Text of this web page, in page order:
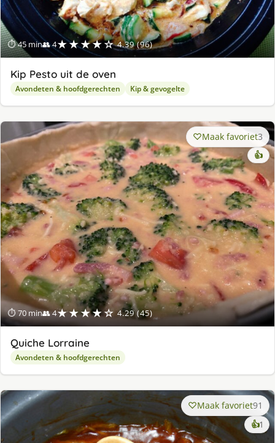
⏱ 45 min👥 4★★★★☆ 4.39 (96)
Kip Pesto uit de oven
Avondeten & hoofdgerechten Kip & gevogelte
⏱ 70 min👥 4★★★★☆ 4.29 (45)
Maak favoriet3
👍
Quiche Lorraine
Avondeten & hoofdgerechten
Maak favoriet91
👍1